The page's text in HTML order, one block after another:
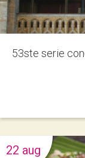
53ste serie
22 aug